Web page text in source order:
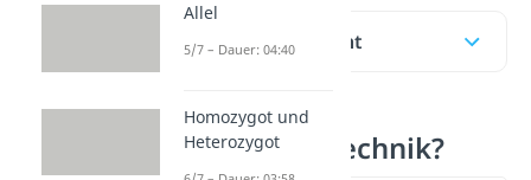
Inhaltsübersicht
Was ist Gentechnik?
Allel
5/7 – Dauer: 04:40
Homozygot und
Heterozygot